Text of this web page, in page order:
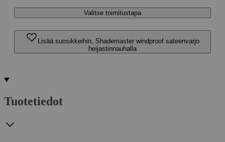
Valitse toimitustapa
Lisää suosikkeihin, Shademaster windproof sateenvarjo
heijastinnauhalla
Tuotetiedot